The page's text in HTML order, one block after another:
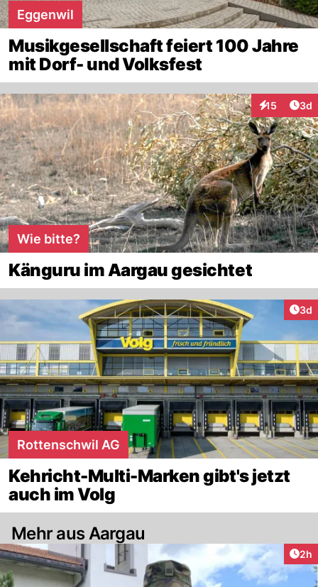
Eggenwil
Musikgesellschaft feiert 100 Jahre
mit Dorf- und Volksfest
15
Interaktionen
3d
Wie bitte?
Känguru im Aargau gesichtet
3d
Rottenschwil AG
Kehricht-Multi-Marken gibt's jetzt
auch im Volg
Mehr aus Aargau
2h